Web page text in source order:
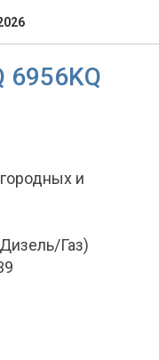
6956KQ
и
Газ)